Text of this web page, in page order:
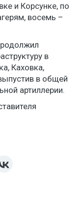
и Корсунке, по
восемь –
в
Каховка,
в общей
артиллерии.